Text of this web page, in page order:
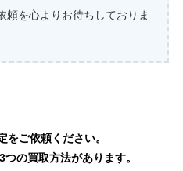
頼を心よりお待ちしておりま
をご依頼ください。
の買取方法があります。